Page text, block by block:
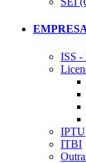
ISS -
IPTU
ITBI